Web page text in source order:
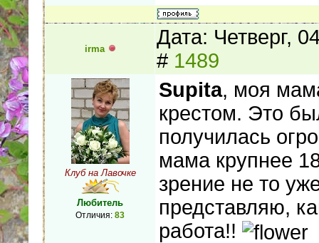
irma
Дата: Четверг,
# 1489
Клуб на Лавочке
Любитель
Отличия: 83
Supita, моя
крестом. Это
получилась
мама крупнее
зрение не то
представляю,
работа!!